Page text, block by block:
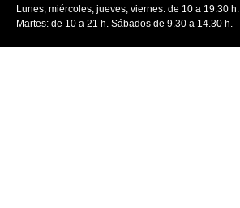
Lunes, miércoles, jueves, viernes: de 10 a 19.30 h.
Martes: de 10 a 21 h. Sábados de 9.30 a 14.30 h.